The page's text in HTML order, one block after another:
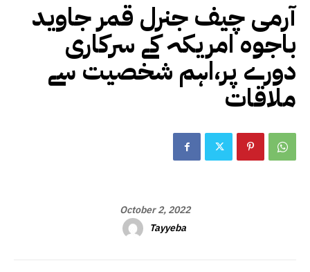
آرمی چیف جنرل قمر جاوید
باجوہ امریکہ کے سرکاری
دورے پر،اہم شخصیت سے
ملاقات
October 2, 2022
Tayyeba